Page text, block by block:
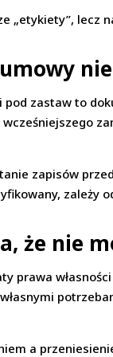
„etykiety”, lecz
pod zastaw to
zapisów
zależy
że nie
prawa
a